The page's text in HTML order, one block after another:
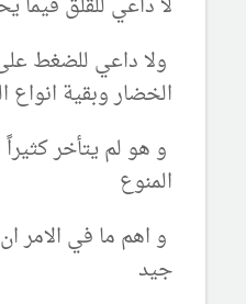
ولا داعي للضغط
الخضار وبقية انواع
و هو لم يتأخر
المنوع
و اهم ما في الامر
جيد